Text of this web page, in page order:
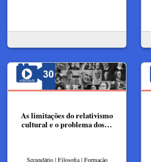
As limitações do relativismo
cultural e o problema dos…
Secundário | Filosofia | Formação